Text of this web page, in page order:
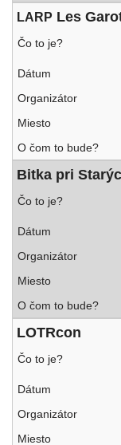
LARP Les
Bitka pri
LOTRcon